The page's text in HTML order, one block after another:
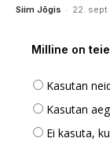
Siim Jõgis - 22.
Milline on
Kasutan
Kasutan
Ei kasuta,